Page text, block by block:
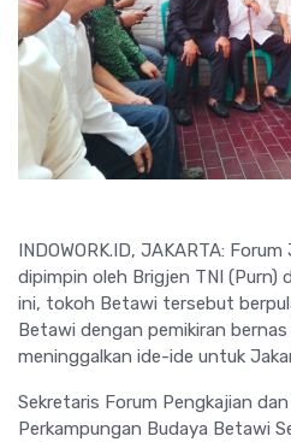
INDOWORK.ID, JAKARTA:
dipimpin oleh Brigjen TNI (Purn)
ini, tokoh Betawi tersebut
Betawi dengan pemikiran
meninggalkan ide-ide untuk
Sekretaris Forum Pengkajian
Perkampungan Budaya Betawi